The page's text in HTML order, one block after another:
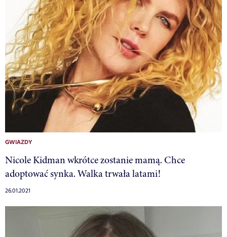
GWIAZDY
Nicole Kidman wkrótce zostanie mamą. Chce
adoptować synka. Walka trwała latami!
26.01.2021